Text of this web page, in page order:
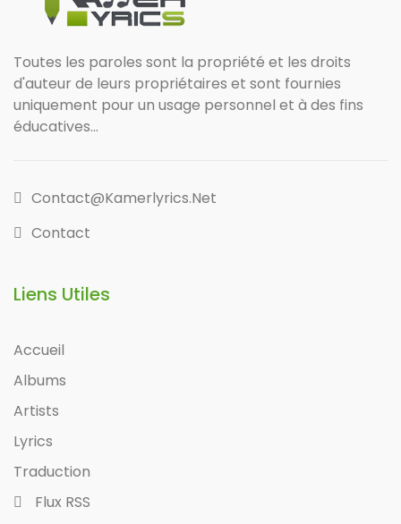
Toutes les paroles sont la propriété et les droits
d'auteur de leurs propriétaires et sont fournies
uniquement pour un usage personnel et à des fins
éducatives...
Contact@kamerlyrics.net
Contact
Liens Utiles
Accueil
Albums
Artists
Lyrics
Traduction
Flux RSS